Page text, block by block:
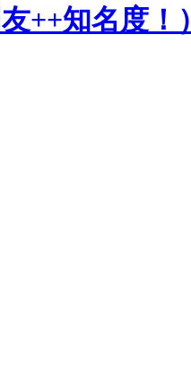
++知名度！）